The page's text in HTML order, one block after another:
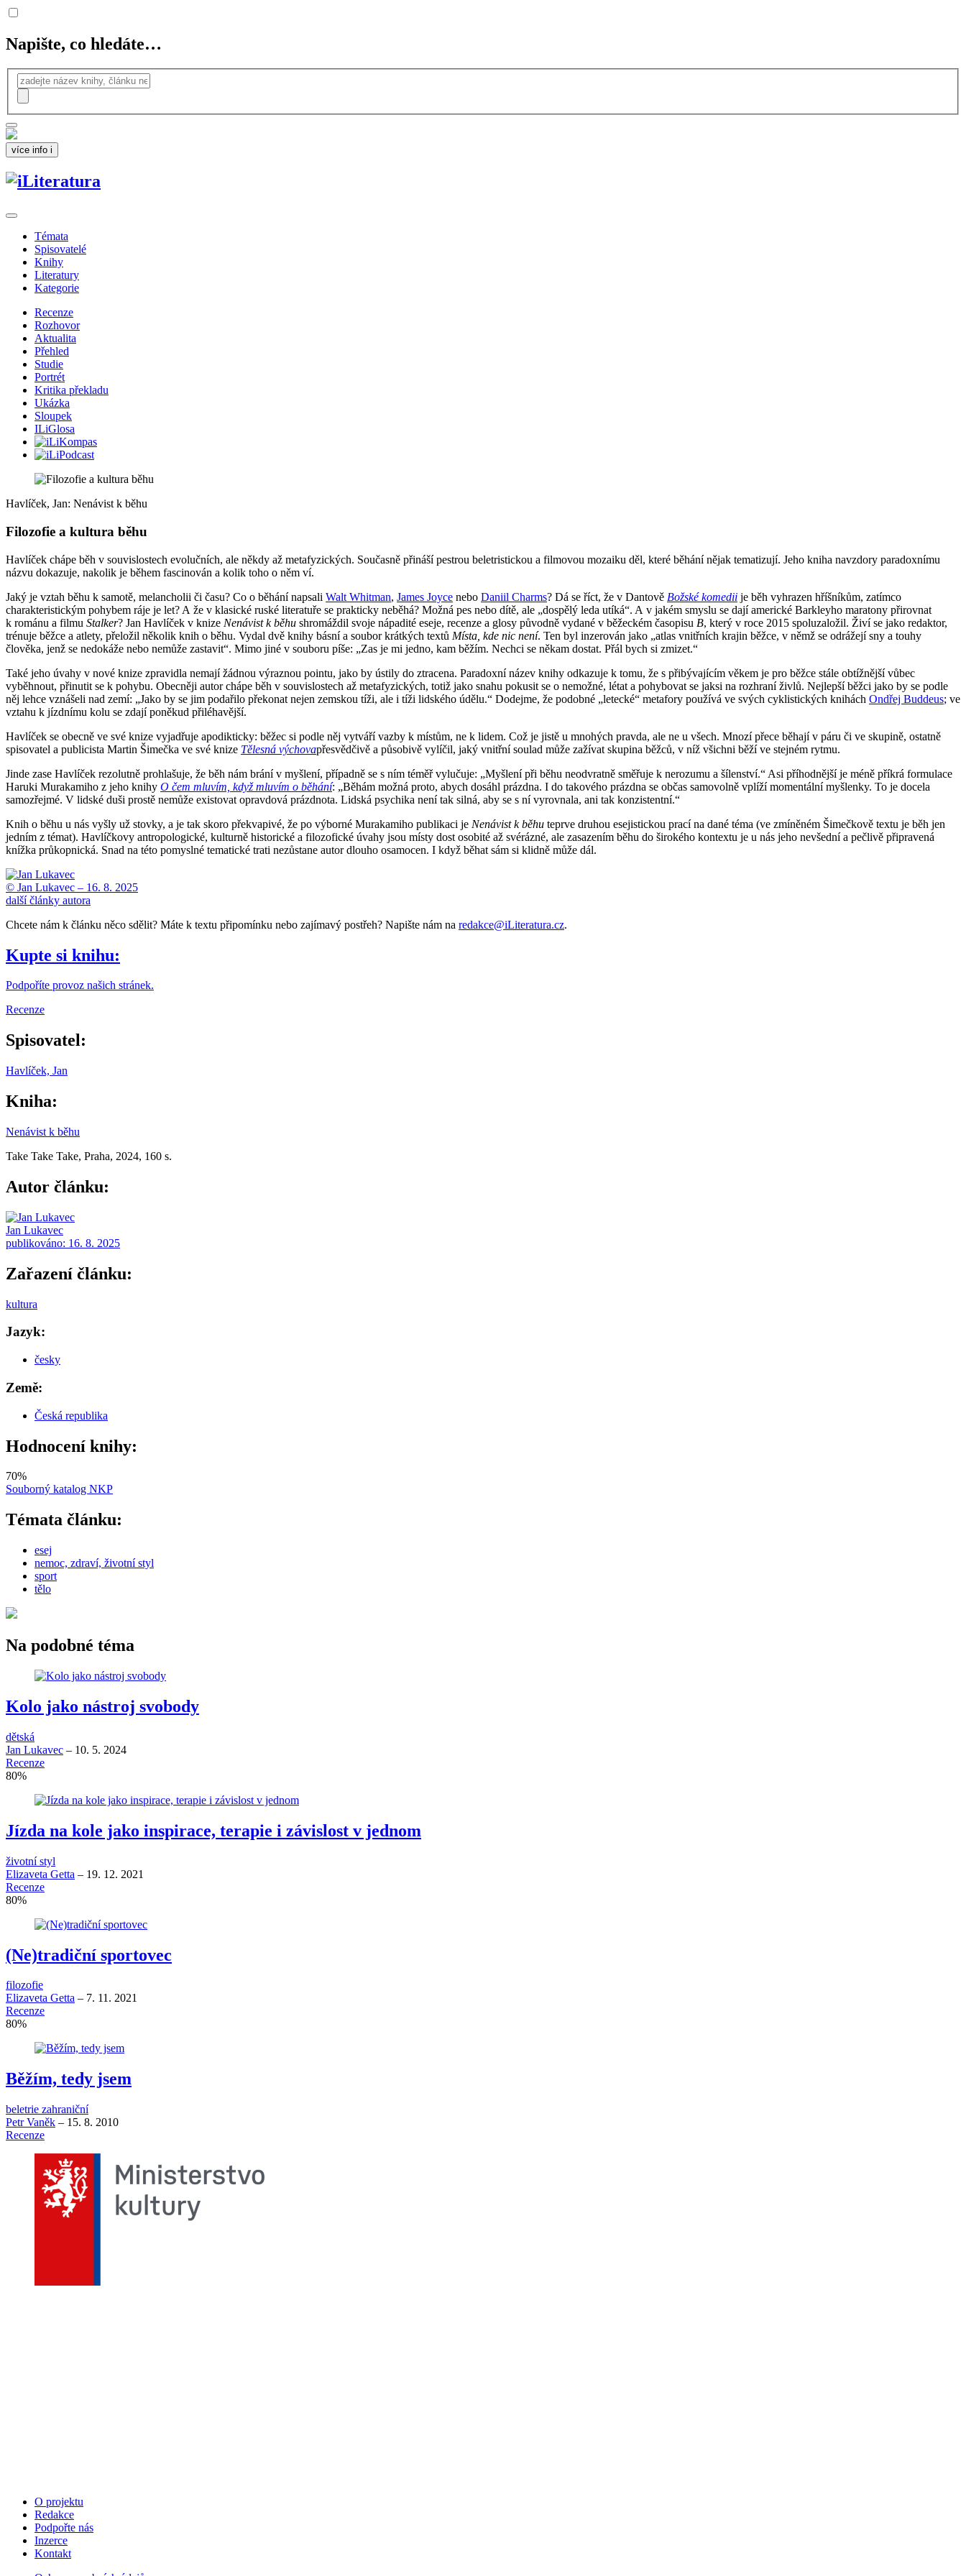
Napište, co hledáte…
více info i
Témata
Spisovatelé
Knihy
Literatury
Kategorie
Recenze
Rozhovor
Aktualita
Přehled
Studie
Portrét
Kritika překladu
Ukázka
Sloupek
ILiGlosa
Havlíček, Jan: Nenávist k běhu
Filozofie a kultura běhu
Havlíček chápe běh v souvislostech evolučních, ale někdy až metafyzických. Současně přináší pestrou beletristickou a filmovou mozaiku děl, které běhání nějak tematizují. Jeho kniha navzdory paradoxnímu
názvu dokazuje, nakolik je během fascinován a kolik toho o něm ví.
Jaký je vztah běhu k samotě, melancholii či času? Co o běhání napsali Walt Whitman, James Joyce nebo Daniil Charms? Dá se říct, že v Dantově Božské komedii je běh vyhrazen hříšníkům, zatímco
charakteristickým pohybem ráje je let? A že v klasické ruské literatuře se prakticky neběhá? Možná pes nebo dítě, ale „dospělý leda utíká“. A v jakém smyslu se dají americké Barkleyho maratony přirovnat
k románu a filmu Stalker? Jan Havlíček v knize Nenávist k běhu shromáždil svoje nápadité eseje, recenze a glosy původně vydané v běžeckém časopisu B, který v roce 2015 spoluzaložil. Živí se jako redaktor,
trénuje běžce a atlety, přeložil několik knih o běhu. Vydal dvě knihy básní a soubor krátkých textů Místa, kde nic není. Ten byl inzerován jako „atlas vnitřních krajin běžce, v němž se odrážejí sny a touhy
člověka, jenž se nedokáže nebo nemůže zastavit“. Mimo jiné v souboru píše: „Zas je mi jedno, kam běžím. Nechci se někam dostat. Přál bych si zmizet.“
Také jeho úvahy v nové knize zpravidla nemají žádnou výraznou pointu, jako by ústily do ztracena. Paradoxní název knihy odkazuje k tomu, že s přibývajícím věkem je pro běžce stále obtížnější vůbec
vyběhnout, přinutit se k pohybu. Obecněji autor chápe běh v souvislostech až metafyzických, totiž jako snahu pokusit se o nemožné, létat a pohybovat se jaksi na rozhraní živlů. Nejlepší běžci jako by se podle
něj lehce vznášeli nad zemí: „Jako by se jim podařilo překonat nejen zemskou tíži, ale i tíži lidského údělu.“ Dodejme, že podobné „letecké“ metafory používá ve svých cyklistických knihách Ondřej Buddeus; ve
vztahu k jízdnímu kolu se zdají poněkud přiléhavější.
Havlíček se obecně ve své knize vyjadřuje apodikticky: běžec si podle něj vytváří vazby k místům, ne k lidem. Což je jistě u mnohých pravda, ale ne u všech. Mnozí přece běhají v páru či ve skupině, ostatně
spisovatel a publicista Martin Šimečka ve své knize Tělesná výchovapřesvědčivě a působivě vylíčil, jaký vnitřní soulad může zažívat skupina běžců, v níž všichni běží ve stejném rytmu.
Jinde zase Havlíček rezolutně prohlašuje, že běh nám brání v myšlení, případně se s ním téměř vylučuje: „Myšlení při běhu neodvratně směřuje k nerozumu a šílenství.“ Asi příhodnější je méně příkrá formulace
Haruki Murakamiho z jeho knihy O čem mluvím, když mluvím o běhání: „Běhám možná proto, abych dosáhl prázdna. I do takového prázdna se občas samovolně vplíží momentální myšlenky. To je docela
samozřejmé. V lidské duši prostě nemůže existovat opravdová prázdnota. Lidská psychika není tak silná, aby se s ní vyrovnala, ani tak konzistentní.“
Knih o běhu u nás vyšly už stovky, a je tak skoro překvapivé, že po výborné Murakamiho publikaci je Nenávist k běhu teprve druhou esejistickou prací na dané téma (ve zmíněném Šimečkově textu je běh jen
jedním z témat). Havlíčkovy antropologické, kulturně historické a filozofické úvahy jsou místy dost osobité až svérázné, ale zasazením běhu do širokého kontextu je u nás jeho nevšední a pečlivě připravená
knížka průkopnická. Snad na této pomyslné tematické trati nezůstane autor dlouho osamocen. I když běhat sám si klidně může dál.
© Jan Lukavec – 16. 8. 2025
další články autora
Chcete nám k článku něco sdělit? Máte k textu připomínku nebo zajímavý postřeh? Napište nám na redakce@iLiteratura.cz.
Kupte si knihu:
Podpoříte provoz našich stránek.
Recenze
Spisovatel:
Havlíček, Jan
Kniha:
Nenávist k běhu
Take Take Take, Praha, 2024, 160 s.
Autor článku:
Jan Lukavec
publikováno: 16. 8. 2025
Zařazení článku:
kultura
Jazyk:
česky
Země:
Česká republika
Hodnocení knihy:
70%
Souborný katalog NKP
Témata článku:
esej
nemoc, zdraví, životní styl
sport
tělo
Na podobné téma
Kolo jako nástroj svobody
dětská
Jan Lukavec – 10. 5. 2024
Recenze
80%
Jízda na kole jako inspirace, terapie i závislost v jednom
životní styl
Elizaveta Getta – 19. 12. 2021
Recenze
80%
(Ne)tradiční sportovec
filozofie
Elizaveta Getta – 7. 11. 2021
Recenze
80%
Běžím, tedy jsem
beletrie zahraniční
Petr Vaněk – 15. 8. 2010
Recenze
O projektu
Redakce
Podpořte nás
Inzerce
Kontakt